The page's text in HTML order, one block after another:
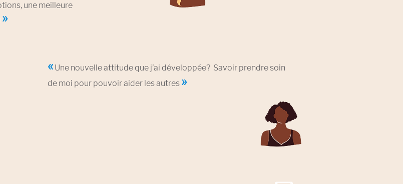
« Une nouvelle attitude que j’ai développée? Savoir prendre soin
de moi pour pouvoir aider les autres »
une meilleure
»